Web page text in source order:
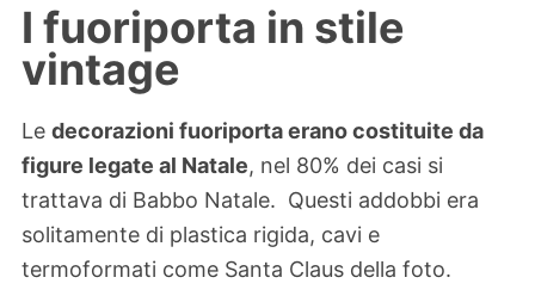
I fuoriporta in stile
vintage
Le decorazioni fuoriporta erano costituite da
figure legate al Natale, nel 80% dei casi si
trattava di Babbo Natale. Questi addobbi era
solitamente di plastica rigida, cavi e
termoformati come Santa Claus della foto.